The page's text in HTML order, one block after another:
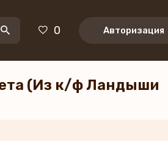
0 Авторизация
(Из к/ф Ландыши